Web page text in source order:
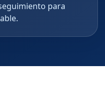
para